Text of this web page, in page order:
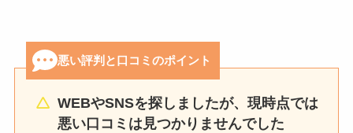
悪い評判と口コミのポイント
WEBやSNSを探しましたが、現時点では
悪い口コミは見つかりませんでした